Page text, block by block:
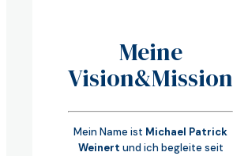
Meine
Vision&Mission
Mein Name ist Michael Patrick
Weinert und ich begleite seit